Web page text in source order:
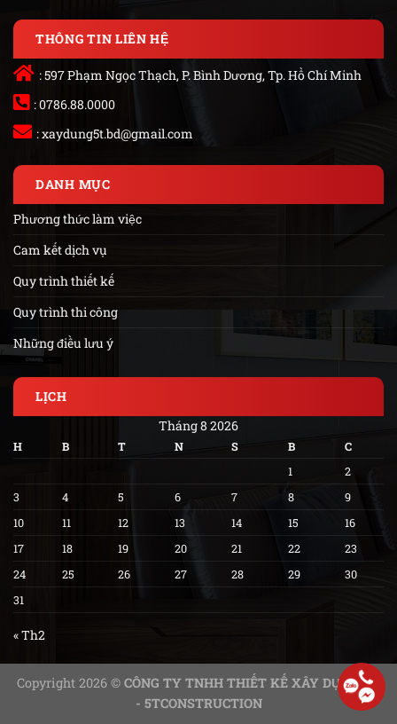
THÔNG TIN LIÊN HỆ
: 597 Phạm Ngọc Thạch, P. Bình Dương, Tp. Hồ Chí Minh
: 0786.88.0000
:xaydung5t.bd@gmail.com
DANH MỤC
Phương thức làm việc
Cam kết dịch vụ
Quy trình thiết kế
Quy trình thi công
Những điều lưu ý
LỊCH
Tháng 8 2026
H B T N S B
C
1
2
3
4 5 6 7 8
9
10
11 12 13 14 15
16
17
18 19 20 21 22
23
24
25 26 27 28 29
30
31
« Th2
Copyright 2026 © CÔNG TY TNHH THIẾT KẾ XÂY DỰNG 5T
- 5TCONSTRUCTION